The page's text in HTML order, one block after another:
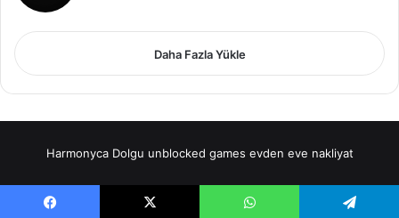
Daha Fazla Yükle
Harmonyca Dolgu unblocked games evden eve nakliyat